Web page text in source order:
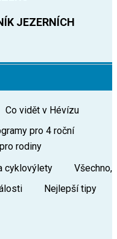
JEZERNÍCH
Co vidět v Hévízu
pro 4 roční
rodiny
cyklovýlety
Všechno,
Nejlepší tipy